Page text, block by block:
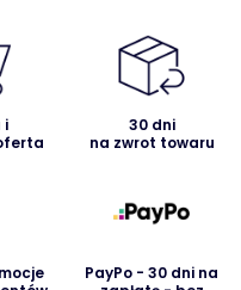
i
30 dni
na zwrot towaru
PayPo - 30 dni na